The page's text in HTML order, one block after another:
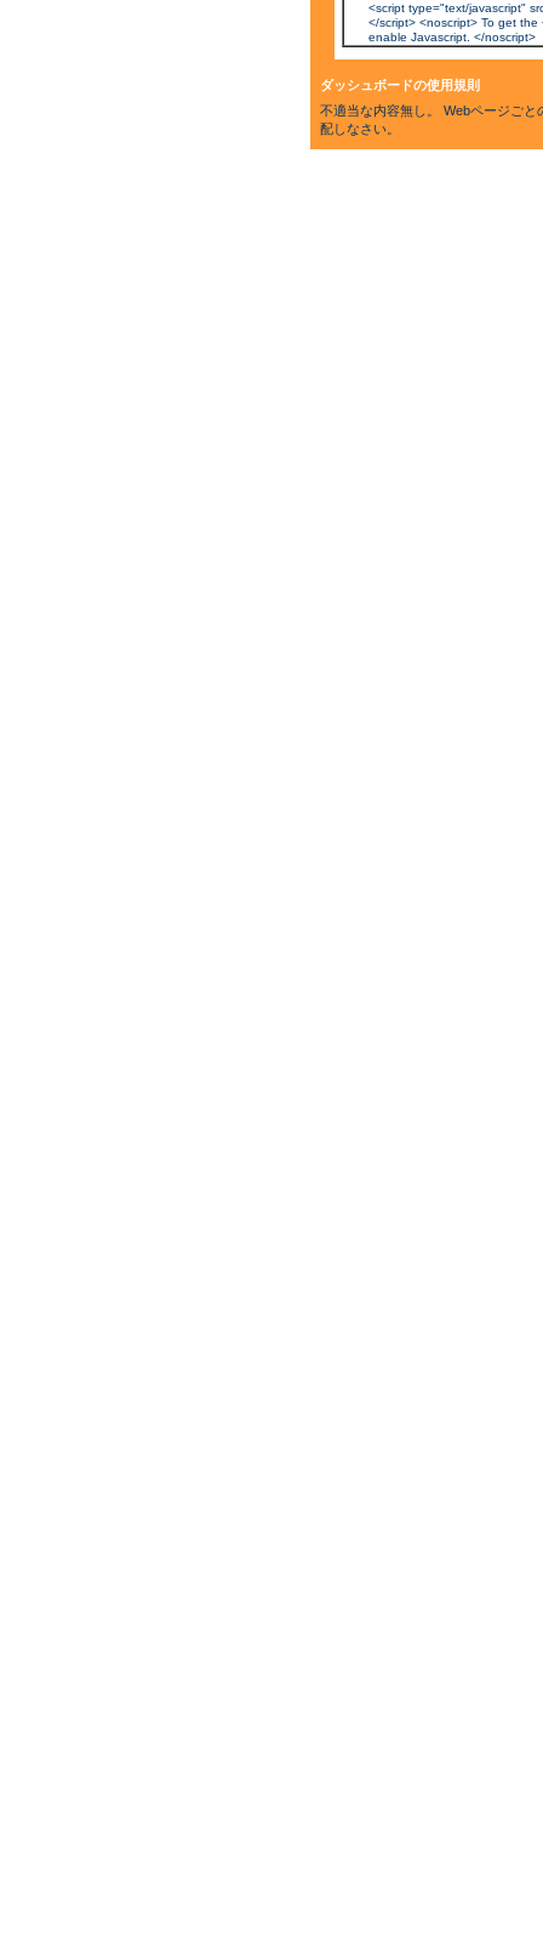
<script type="text/javascript"
</script> <noscript> To get
enable Javascript. </noscript>
ダッシュボードの使用規則
不適当な内容無し。 Webページご
配しなさい。